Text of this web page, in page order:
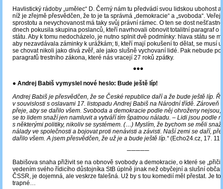
Havlistický rádoby „umělec“ D. Černý nám tu předvádí svou lidskou ubohost
níž je zřejmě přesvědčen, že to je ta správná „demokracie“ a „svoboda“.
sprostotu a nevychovanost má taky svůj právní rámec. O ten se dost
dnech pokusila skupina poslanců, kteří navrhovali obnovit totalitní paragraf o
státu. Aby k tomu nedocházelo, je nutno splnit dvě podmínky: hlava státu se
aby nezavdávala záminky k urážkám; ti, kteří mají pokušení to dělat, se musí
se chovat nikoli jako divá zvěř, ale jako slušně vychovaní lidé. Pak nebude
paragrafů trestního zákona, které nás vracejí 27 roků zpátky.
●●●
● Andrej Babiš vymyslel nové heslo: Bude ještě líp!
Andrej Babiš je přesvědčen, že se České republice daří a že bude ještě líp.
v souvislosti s oslavami 17. listopadu Andrej Babiš na Národní třídě. Zároveň
přeje, aby se dařilo všem. Svoboda a demokracie podle něj ohroženy nejsou,
se to lidem snaží jen namluvit a vytváří tím špatnou náladu. ‒ Lidi jsou podle
s některými politiky, nikoliv se systémem. (…) Myslím, že bychom se měli
nálady ve společnosti a bojovat proti nenávisti a závisti. Naší zemi se daří,
dařilo všem. A jsem přesvědčen, že už je a bude ještě líp.“(Echo24.cz, 17.
─────
Babišova snaha přiživit se na obnově svobody a demokracie, o které se
vedením svého řídicího důstojníka StB úplně jinak než obyčejní a slušní
ČSSR, je dojemná, ale veskrze falešná. Už by s tou komedií měl přestat. Je
trapné…